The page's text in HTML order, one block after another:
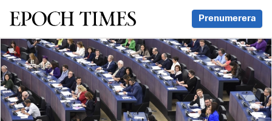
Svenska Epoch Times Prenumerera